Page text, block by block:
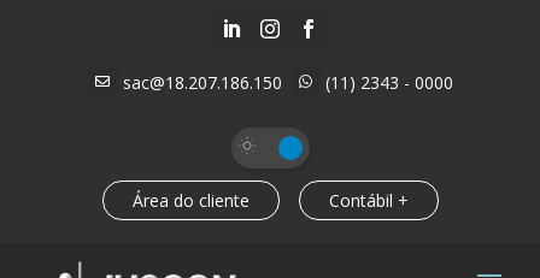
  
 sac@18.207.186.150  (11) 2343 - 0000
Área do cliente Contábil +